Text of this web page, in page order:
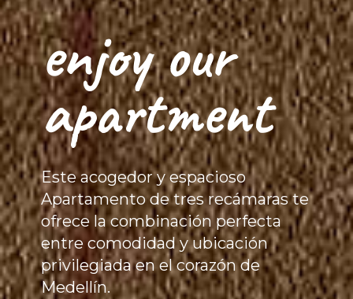
enjoy our
apartment
Este acogedor y espacioso
Apartamento de tres recámaras te
ofrece la combinación perfecta
entre comodidad y ubicación
privilegiada en el corazón de
Medellín.